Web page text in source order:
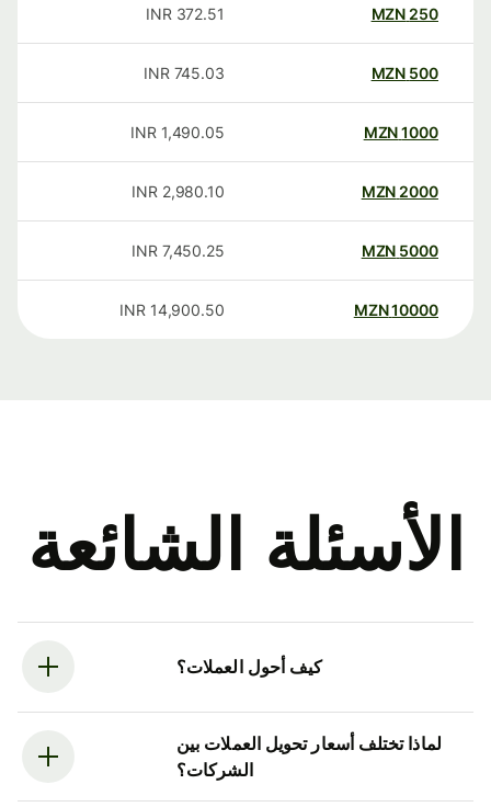
250
MZN
372.51
INR
500
MZN
745.03
INR
1000
MZN
1,490.05
INR
2000
MZN
2,980.10
INR
5000
MZN
7,450.25
INR
10000
MZN
14,900.50
INR
الأسئلة الشائعة
كيف أحول العملات؟
لماذا تختلف أسعار تحويل العملات بين
الشركات؟